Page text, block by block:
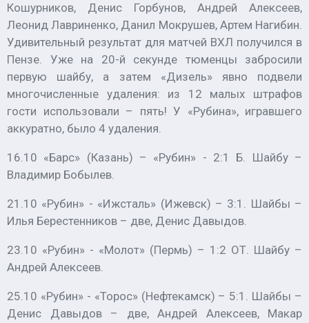
Кошурников, Денис Горбунов, Андрей Алексеев,
Леонид Лавриненко, Данил Мокрушев, Артем Нагибин.
Удивительный результат для матчей ВХЛ получился в
Пензе. Уже на 20-й секунде тюменцы забросили
первую шайбу, а затем «Дизель» явно подвели
многочисленные удаления: из 12 малых штрафов
гости использовали – пять! У «Рубина», игравшего
аккуратно, было 4 удаления.
16.10 «Барс» (Казань) – «Рубин» - 2:1 Б. Шайбу –
Владимир Бобылев.
21.10 «Рубин» - «Ижсталь» (Ижевск) – 3:1. Шайбы –
Илья Берестенников – две, Денис Давыдов.
23.10 «Рубин» - «Молот» (Пермь) – 1:2 ОТ. Шайбу –
Андрей Алексеев.
25.10 «Рубин» - «Торос» (Нефтекамск) – 5:1. Шайбы –
Денис Давыдов – две, Андрей Алексеев, Макар